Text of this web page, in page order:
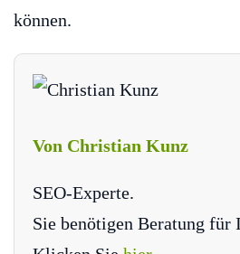
können.
Von Christian Kunz
SEO-Experte.
Sie benötigen Beratung für